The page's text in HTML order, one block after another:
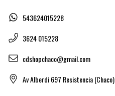
543624015228
3624 015228
cdshopchaco@gmail.com
Av Alberdi 697 Resistencia (Chaco)